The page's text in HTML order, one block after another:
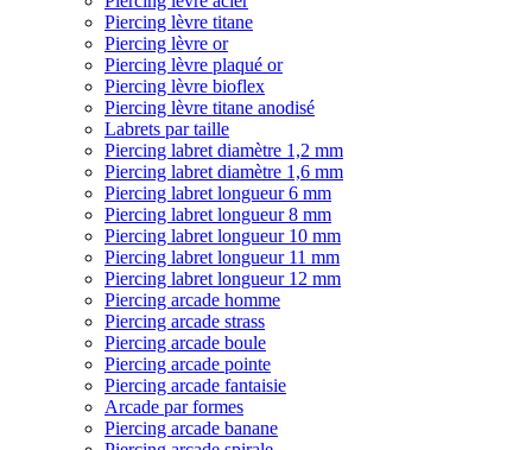
Piercing lèvre titane
Piercing lèvre or
Piercing lèvre plaqué or
Piercing lèvre bioflex
Piercing lèvre titane anodisé
Labrets par taille
Piercing labret diamètre 1,2 mm
Piercing labret diamètre 1,6 mm
Piercing labret longueur 6 mm
Piercing labret longueur 8 mm
Piercing labret longueur 10 mm
Piercing labret longueur 11 mm
Piercing labret longueur 12 mm
Piercing arcade homme
Piercing arcade strass
Piercing arcade boule
Piercing arcade pointe
Piercing arcade fantaisie
Arcade par formes
Piercing arcade banane